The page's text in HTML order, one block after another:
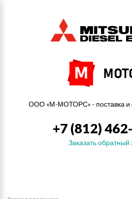
ООО «М-МОТОРС» - поставка и
+7 (812)
Заказать обратный